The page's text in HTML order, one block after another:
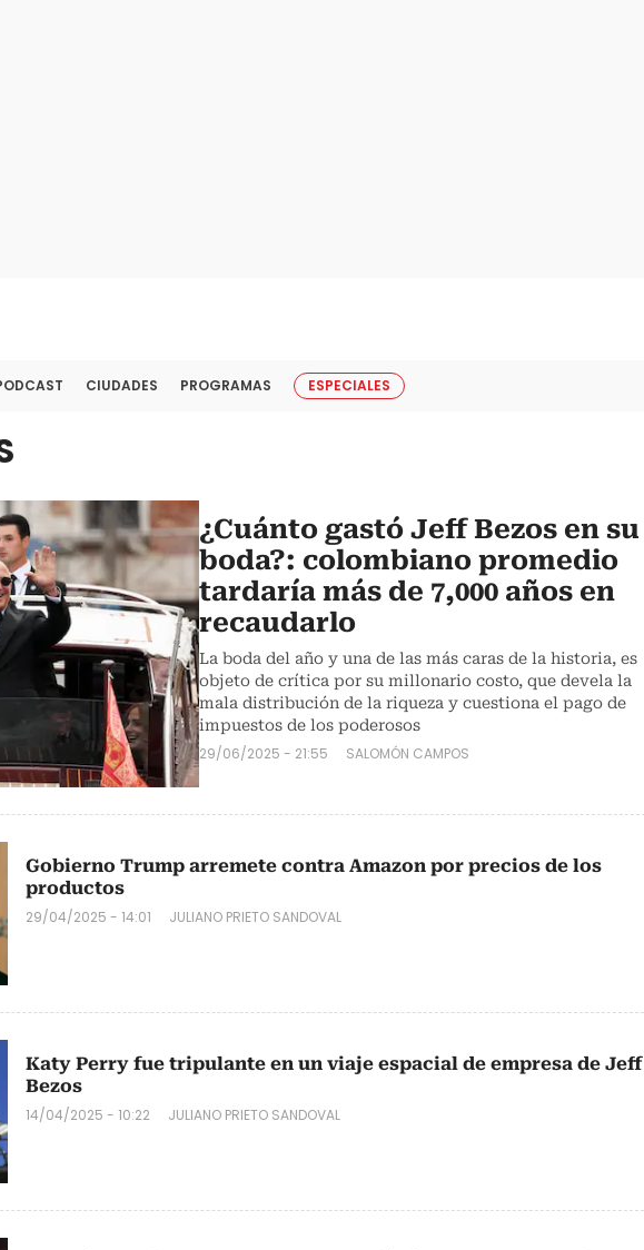
CIUDADES PROGRAMAS ESPECIALES
¿Cuánto gastó Jeff Bezos en su
boda?: colombiano promedio
tardaría más de 7,000 años en
recaudarlo
La boda del año y una de las más caras de la historia, es
objeto de crítica por su millonario costo, que devela la
mala distribución de la riqueza y cuestiona el pago de
impuestos de los poderosos
29/06/2025 - 21:55 SALOMÓN CAMPOS
Gobierno Trump arremete contra Amazon por precios de los
productos
29/04/2025 - 14:01 JULIANO PRIETO SANDOVAL
Katy Perry fue tripulante en un viaje espacial de empresa de Jeff
Bezos
14/04/2025 - 10:22 JULIANO PRIETO SANDOVAL